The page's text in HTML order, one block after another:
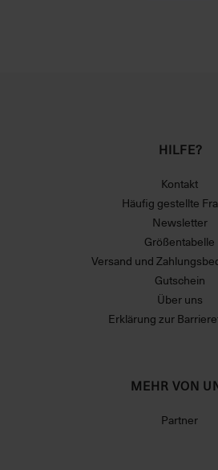
HILFE?
Kontakt
Häufig gestellte
Newsletter
Größentabelle
Versand und
Gutschein
Über uns
Erklärung zur
MEHR VON
Partner